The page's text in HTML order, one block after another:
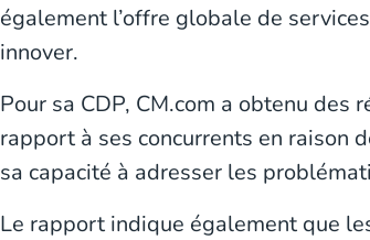
également l’offre globale de
innover.
Pour sa CDP, CM.com a obtenu
rapport à ses concurrents en raison
sa capacité à adresser les
Le rapport indique également que